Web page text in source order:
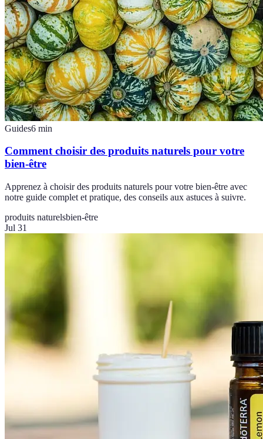
Guides6 min
Comment choisir des produits naturels pour votre
bien-être
Apprenez à choisir des produits naturels pour votre bien-être avec
notre guide complet et pratique, des conseils aux astuces à suivre.
produits naturelsbien-être
Jul 31